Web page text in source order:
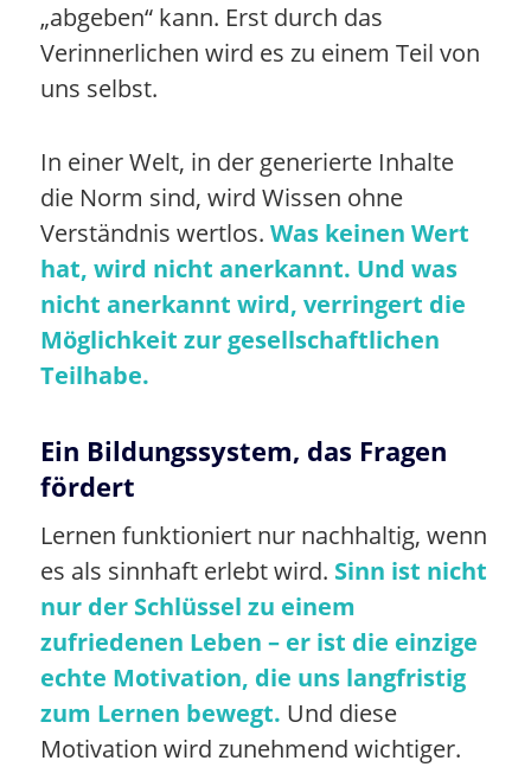
„abgeben“ kann. Erst durch das
Verinnerlichen wird es zu einem Teil von
uns selbst.
In einer Welt, in der generierte Inhalte
die Norm sind, wird Wissen ohne
Verständnis wertlos. Was keinen Wert
hat, wird nicht anerkannt. Und was
nicht anerkannt wird, verringert die
Möglichkeit zur gesellschaftlichen
Teilhabe.
Ein Bildungssystem, das Fragen
fördert
Lernen funktioniert nur nachhaltig, wenn
es als sinnhaft erlebt wird. Sinn ist nicht
nur der Schlüssel zu einem
zufriedenen Leben – er ist die einzige
echte Motivation, die uns langfristig
zum Lernen bewegt. Und diese
Motivation wird zunehmend wichtiger.